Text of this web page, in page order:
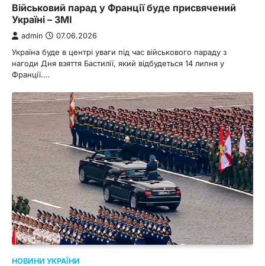
Військовий парад у Франції буде присвячений
Україні – ЗМІ
admin 07.06.2026
Україна буде в центрі уваги під час військового параду з
нагоди Дня взяття Бастилії, який відбудеться 14 липня у
Франції.…
НОВИНИ УКРАЇНИ